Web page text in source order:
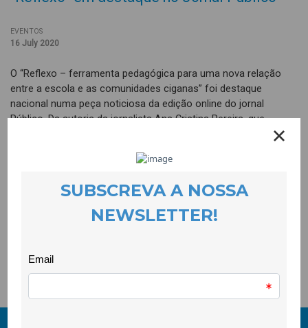
EVENTOS
16 July 2020
O “Reflexo – ferramenta pedagógica para uma nova relação
entre a escola e as comunidades ciganas” foi destaque
nacional numa peça noticiosa da edição online do jornal
Público. Da autoria da jornalista Ana Cristina Pereira, que
alargada, que incluiu a comunidade cigana do Tortosendo.
global, destacando a relevância da relação entre as crianças e
jovens das comunidades ciganas e a escola, onde se incluem
as crianças e jovens ciganas e não-ciganas.
Leia a notícia completa